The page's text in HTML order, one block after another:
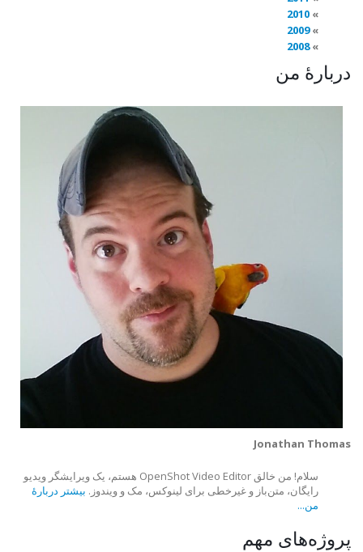
2010
2009
2008
دربارهٔ من
Jonathan Thomas
سلام! من خالق OpenShot Video Editor هستم، یک ویرایشگر ویدیو
رایگان، متن‌باز و غیرخطی برای لینوکس، مک و ویندوز. بیشتر دربارهٔ
من...
پروژه‌های مهم